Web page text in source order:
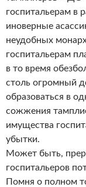
госпитальерам в
иноверные
неудобных
госпитальерам
в то время
столь огромный
образоваться в
сожжения
имущества
убытки.
Может быть,
госпитальеров
Помня о полном